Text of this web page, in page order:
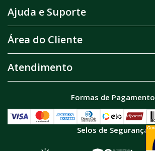
Ajuda e Suporte
Área do Cliente
Atendimento
Formas de Pagamento
Selos de Segurança